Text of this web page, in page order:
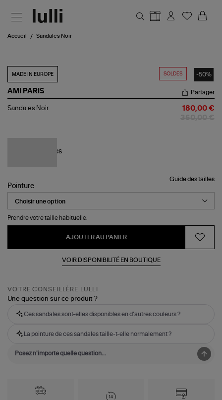
Accueil Sandales Noir
SOLDES -50%
MADE IN EUROPE
AMI PARIS
Sandales
Partager
Sandales Noir 180,00 €
Guide des tailles
Pointure
Prendre votre taille habituelle.
AJOUTER AU PANIER
VOIR DISPONIBILITÉ EN BOUTIQUE
VOTRE CONSEILLÈRE LULLI
Une question sur ce produit ?
Ces sandales sont-elles disponibles en d'autres couleurs ?
La pointure de ces sandales taille-t-elle normalement ?